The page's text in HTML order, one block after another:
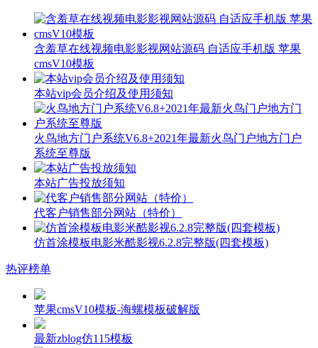
含羞草在线视频电影影视网站源码 自适应手机版 苹果
cmsV10模板
本站vip会员介绍及使用须知
火鸟地方门户系统V6.8+2021年最新火鸟门户地方门户
系统至尊版
本站广告投放须知
代客户销售部分网站（特价）
仿首涂模板电影米酷影视6.2.8完整版(四套模板)
热评榜单
苹果cmsV10模板-海螺模板破解版
最新zblog仿115模板